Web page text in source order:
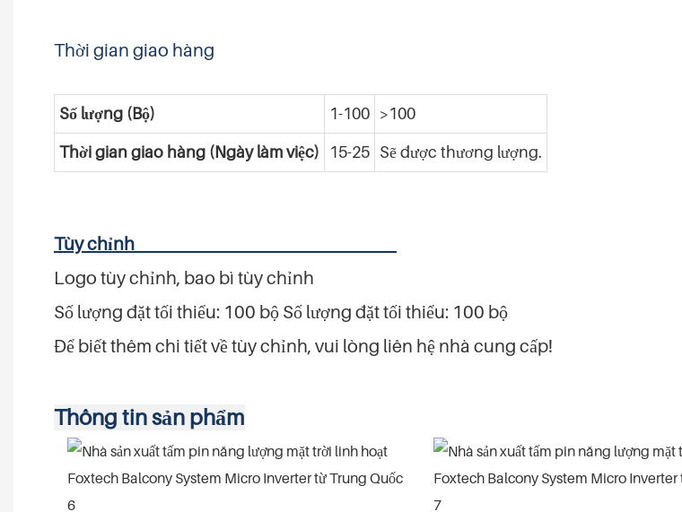
Thời gian giao hàng
Số lượng (Bộ) 1-100 >100
Thời gian giao hàng (Ngày làm việc) 15-25 Sẽ được thương lượng.
Tùy chỉnh
Logo tùy chỉnh, bao bì tùy chỉnh
Số lượng đặt tối thiểu: 100 bộ Số lượng đặt tối thiểu: 100 bộ
Để biết thêm chi tiết về tùy chỉnh, vui lòng liên hệ nhà cung cấp!
Thông tin sản phẩm